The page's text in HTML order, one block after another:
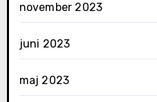
november 2023
juni 2023
maj 2023